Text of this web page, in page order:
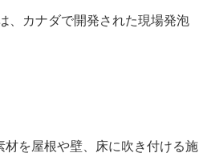
、カナダで開発された現場発泡
材を屋根や壁、床に吹き付ける施